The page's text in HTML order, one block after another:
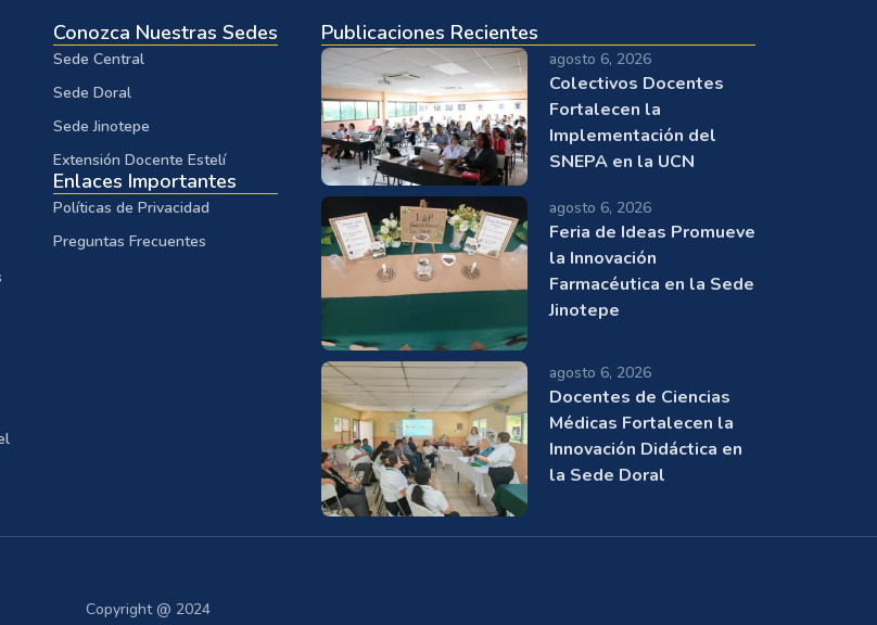
Conozca Nuestras Sedes
Sede Central
Sede Doral
Sede Jinotepe
Extensión Docente Estelí
Enlaces Importantes
Políticas de Privacidad
Preguntas Frecuentes
Publicaciones Recientes
agosto 6, 2026
Colectivos Docentes
Fortalecen la
Implementación del
SNEPA en la UCN
agosto 6, 2026
Feria de Ideas Promueve
la Innovación
Farmacéutica en la Sede
Jinotepe
agosto 6, 2026
Docentes de Ciencias
Médicas Fortalecen la
Innovación Didáctica en
la Sede Doral
Copyright @ 2024